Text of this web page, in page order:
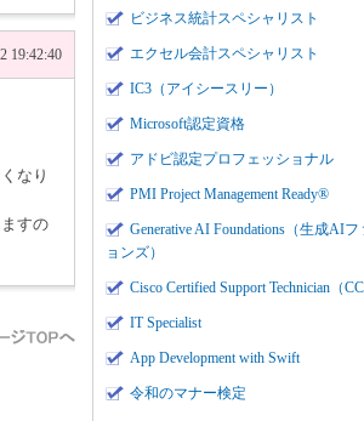
19:42:40
なり
すの
ビジネス統計スペシャリスト
エクセル会計スペシャリスト
IC3（アイシースリー）
Microsoft認定資格
アドビ認定プロフェッショナル
PMI Project Management Ready®
Generative AI Foundations（生成AI
ョンズ）
Cisco Certified Support Technician（
IT Specialist
App Development with Swift
令和のマナー検定